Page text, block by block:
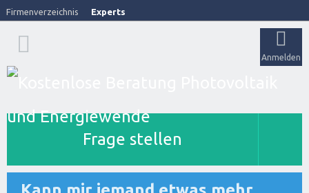
Firmenverzeichnis Experts
Anmelden
Frage stellen